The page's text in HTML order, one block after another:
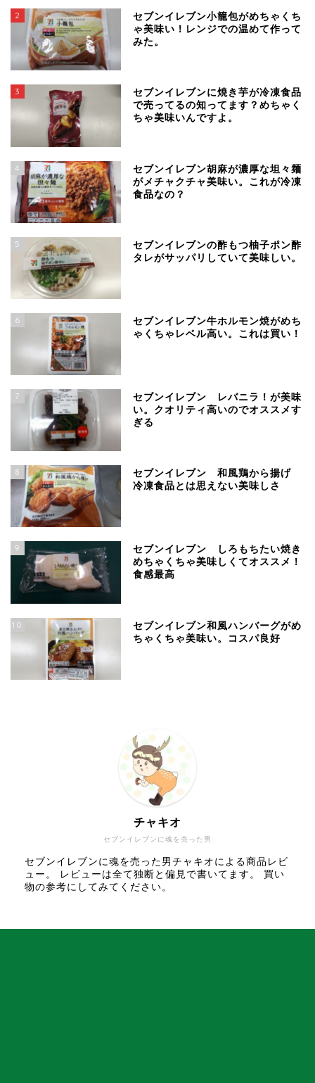
2
セブンイレブン小籠包がめちゃくち
ゃ美味い！レンジでの温めて作って
みた。
3
セブンイレブンに焼き芋が冷凍食品
で売ってるの知ってます？めちゃく
ちゃ美味いんですよ。
4
セブンイレブン胡麻が濃厚な坦々麺
がメチャクチャ美味い。これが冷凍
食品なの？
5
セブンイレブンの酢もつ柚子ポン酢
タレがサッパリしていて美味しい。
6
セブンイレブン牛ホルモン焼がめち
ゃくちゃレベル高い。これは買い！
7
セブンイレブン レバニラ！が美味
い。クオリティ高いのでオススメす
ぎる
8
セブンイレブン 和風鶏から揚げ
冷凍食品とは思えない美味しさ
9
セブンイレブン しろもちたい焼き
めちゃくちゃ美味しくてオススメ！
食感最高
10
セブンイレブン和風ハンバーグがめ
ちゃくちゃ美味い。コスパ良好
セブンイレブンに魂を売った男
チャキオ
セブンイレブンに魂を売った男チャキオによる商品レビ
ュー。 レビューは全て独断と偏見で書いてます。 買い
物の参考にしてみてください。